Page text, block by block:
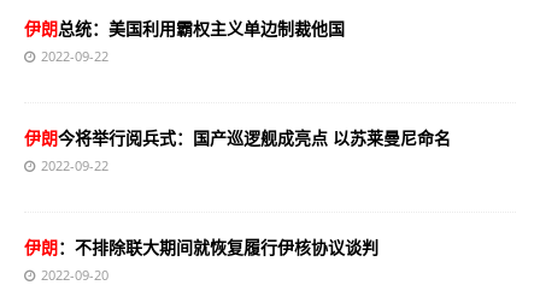
伊朗总统：美国利用霸权主义单边制裁他国
2022-09-22
伊朗今将举行阅兵式：国产巡逻舰成亮点 以苏莱曼尼命名
2022-09-22
伊朗：不排除联大期间就恢复履行伊核协议谈判
2022-09-20